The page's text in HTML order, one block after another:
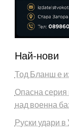
Най-нови
Тод Бланш е
Опасна
над военна
Руски удари